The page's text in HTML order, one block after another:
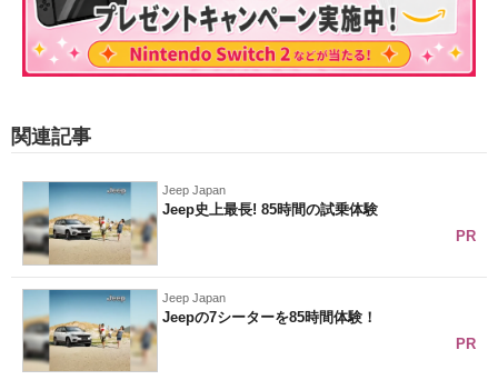
関連記事
Jeep Japan
Jeep史上最長! 85時間の試乗体験
PR
Jeep Japan
Jeepの7シーターを85時間体験！
PR